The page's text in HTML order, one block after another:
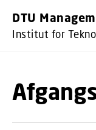
DTU
Institut for